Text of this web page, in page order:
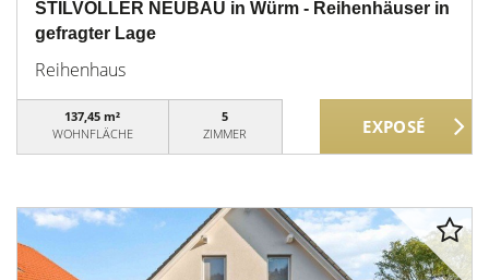
STILVOLLER NEUBAU in Würm - Reihenhäuser in
gefragter Lage
Reihenhaus
137,45 m²
WOHNFLÄCHE
5
ZIMMER